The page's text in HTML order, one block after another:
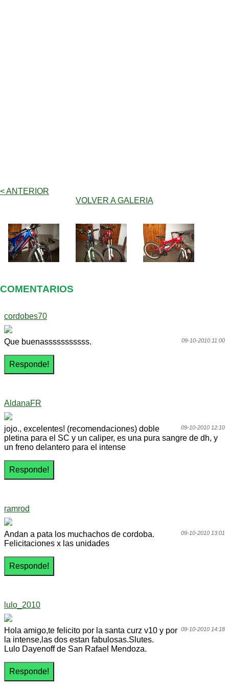
< ANTERIOR
VOLVER A GALERIA
COMENTARIOS
cordobes70
09-10-2010 11:00
Que buenasssssssssss.
AldanaFR
09-10-2010 12:10
jojo., excelentes! (recomendaciones) doble
pletina para el SC y un caliper, es una pura sangre de dh, y
un freno delantero para el intense
ramrod
09-10-2010 13:01
Andan a pata los muchachos de cordoba.
Felicitaciones x las unidades
lulo_2010
09-10-2010 14:18
Hola amigo,te felicito por la santa curz v10 y por
la intense,las dos estan fabulosas.Slutes.
Lulo Dayenoff de San Rafael Mendoza.